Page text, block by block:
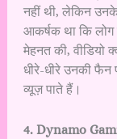
नहीं थी, लेकिन
आकर्षक था कि लोग
मेहनत की, वीडियो
धीरे-धीरे उनकी फैन
व्यूज़ पाते हैं।
4. Dynamo